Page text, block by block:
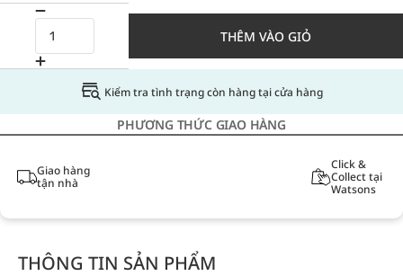
THÊM VÀO GIỎ
Kiểm tra tình trạng còn hàng tại cửa hàng
PHƯƠNG THỨC GIAO HÀNG
Giao hàng
tận nhà
Click &
Collect tại
Watsons
THÔNG TIN SẢN PHẨM